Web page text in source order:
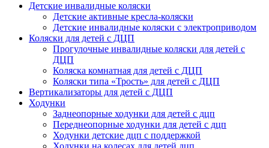
Детские инвалидные коляски
Детские активные кресла-коляски
Детские инвалидные коляски с электроприводом
Коляски для детей с ДЦП
Прогулочные инвалидные коляски для детей с
ДЦП
Коляска комнатная для детей с ДЦП
Коляски типа «Трость» для детей с ДЦП
Вертикализаторы для детей с ДЦП
Ходунки
Заднеопорные ходунки для детей с дцп
Переднеопорные ходунки для детей с дцп
Ходунки детские дцп с поддержкой
Ходунки на колесах для детей дцп